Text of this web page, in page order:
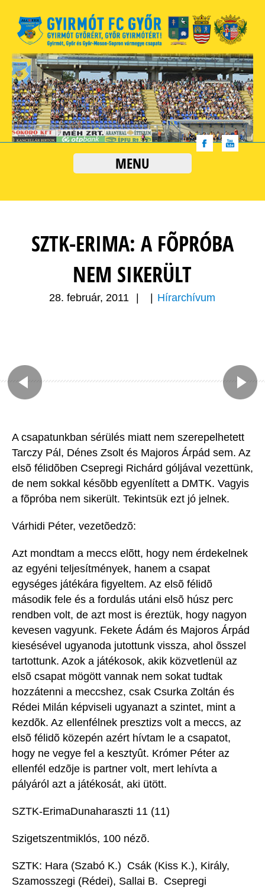
MENU
SZTK-ERIMA: A FÕPRÓBA
NEM SIKERÜLT
28. február, 2011 Hírarchívum
A csapatunkban sérülés miatt nem szerepelhetett
Tarczy Pál, Dénes Zsolt és Majoros Árpád sem. Az
elsõ félidõben Csepregi Richárd góljával vezettünk,
de nem sokkal késõbb egyenlített a DMTK. Vagyis
a fõpróba nem sikerült. Tekintsük ezt jó jelnek.
Várhidi Péter, vezetõedzõ:
Azt mondtam a meccs elõtt, hogy nem érdekelnek
az egyéni teljesítmények, hanem a csapat
egységes játékára figyeltem. Az elsõ félidõ
második fele és a fordulás utáni elsõ húsz perc
rendben volt, de azt most is éreztük, hogy nagyon
kevesen vagyunk. Fekete Ádám és Majoros Árpád
kiesésével ugyanoda jutottunk vissza, ahol õsszel
tartottunk. Azok a játékosok, akik közvetlenül az
elsõ csapat mögött vannak nem sokat tudtak
hozzátenni a meccshez, csak Csurka Zoltán és
Rédei Milán képviseli ugyanazt a szintet, mint a
kezdõk. Az ellenfélnek presztizs volt a meccs, az
elsõ félidõ közepén azért hívtam le a csapatot,
hogy ne vegye fel a kesztyût. Krómer Péter az
ellenfél edzõje is partner volt, mert lehívta a
pályáról azt a játékosát, aki ütött.
SZTK-ErimaDunaharaszti 11 (11)
Szigetszentmiklós, 100 nézõ.
SZTK: Hara (Szabó K.)  Csák (Kiss K.), Király,
Szamosszegi (Rédei), Sallai B.  Csepregi